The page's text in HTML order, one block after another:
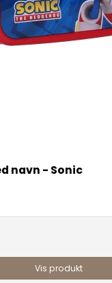
navn - Sonic
Vis produkt